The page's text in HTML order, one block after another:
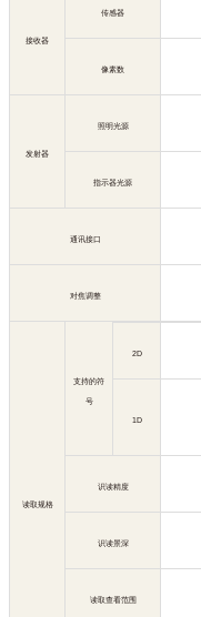
接收器
传感器
像素数
发射器
照明光源
指示器光源
通讯接口
对焦调整
读取规格
支持的符
号
2D
1D
识读精度
识读景深
读取查看范围